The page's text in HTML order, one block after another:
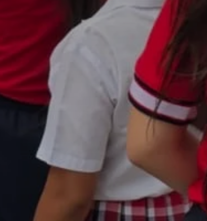
Twitter
EmailWhatsApp
Link
GmailTelegram
Compartir
Don't miss out!